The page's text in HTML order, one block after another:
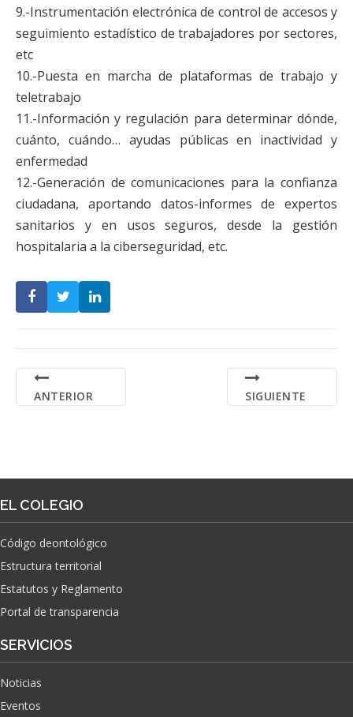
9.-Instrumentación electrónica de control de accesos y
seguimiento estadístico de trabajadores por sectores,
etc
10.-Puesta en marcha de plataformas de trabajo y
teletrabajo
11.-Información y regulación para determinar dónde,
cuánto, cuándo… ayudas públicas en inactividad y
enfermedad
12.-Generación de comunicaciones para la confianza
ciudadana, aportando datos-informes de expertos
sanitarios y en usos seguros, desde la gestión
hospitalaria a la ciberseguridad, etc.
ANTERIOR SIGUIENTE
EL COLEGIO
Código deontológico
Estructura territorial
Estatutos y Reglamento
Portal de transparencia
SERVICIOS
Noticias
Eventos